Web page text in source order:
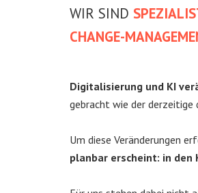
WIR SIND
CHANGE-
Digitalisierung und KI
gebracht wie der derzeitige
Um diese Veränderungen
planbar erscheint: in den